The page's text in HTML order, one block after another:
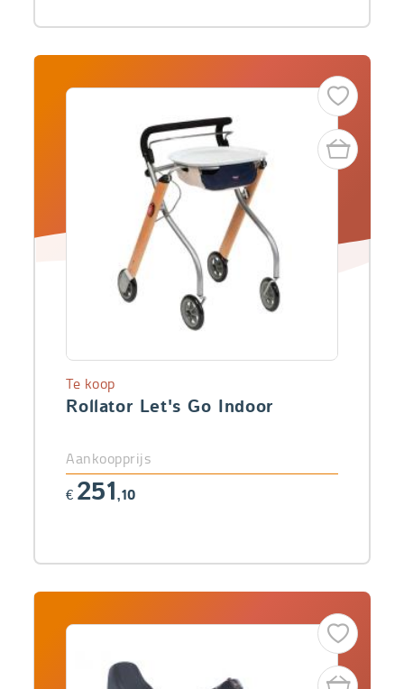
Rollator Let's Go Indoor
Te koop
Aankoopprijs
€ 251,10